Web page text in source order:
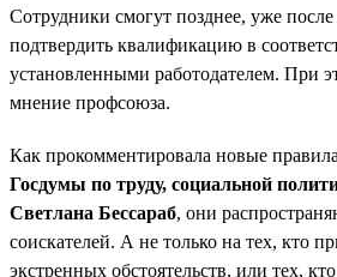
Сотрудники смогут позднее, уже после
подтвердить квалификацию в
установленными работодателем. При
мнение профсоюза.
Как прокомментировала новые правила
Госдумы по труду, социальной
Светлана Бессараб, они
соискателей. А не только на тех, кто
экстренных обстоятельств, или тех,